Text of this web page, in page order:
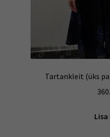
Tartankleit (üks